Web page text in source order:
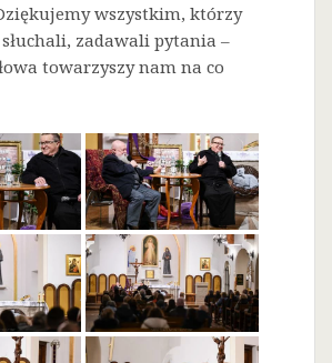
wszystkim, którzy
zadawali pytania –
towarzyszy nam na co